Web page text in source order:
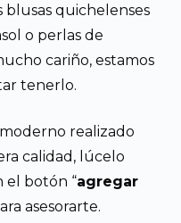
blusas quichelenses
o perlas de
cariño, estamos
tenerlo.
realizado
calidad, lúcelo
el botón “agregar
asesorarte.